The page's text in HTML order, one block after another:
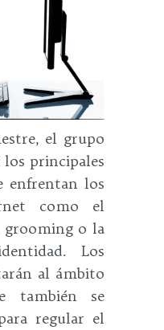
el grupo
principales
enfrentan los
como el
grooming o la
Los
al ámbito
también se
regular el